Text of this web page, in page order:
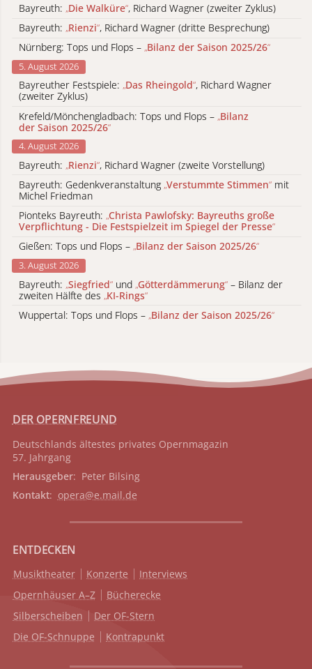
Bayreuth: „Die Walküre“, Richard Wagner (zweiter Zyklus)
Bayreuth: „Rienzi“, Richard Wagner (dritte Besprechung)
Nürnberg: Tops und Flops – „Bilanz der Saison 2025/26“
5. August 2026
Bayreuther Festspiele: „Das Rheingold“, Richard Wagner
(zweiter Zyklus)
Krefeld/Mönchengladbach: Tops und Flops – „Bilanz
der Saison 2025/26“
4. August 2026
Bayreuth: „Rienzi“, Richard Wagner (zweite Vorstellung)
Bayreuth: Gedenkveranstaltung „Verstummte Stimmen“ mit
Michel Friedman
Pionteks Bayreuth: „Christa Pawlofsky: Bayreuths große
Verpflichtung - Die Festspielzeit im Spiegel der Presse“
Gießen: Tops und Flops – „Bilanz der Saison 2025/26“
3. August 2026
Bayreuth: „Siegfried“ und „Götterdämmerung“ – Bilanz der
zweiten Hälfte des „KI-Rings“
Wuppertal: Tops und Flops – „Bilanz der Saison 2025/26“
DER OPERNFREUND
Deutschlands ältestes privates Opernmagazin
57. Jahrgang
Herausgeber: Peter Bilsing
Kontakt: opera@e.mail.de
ENTDECKEN
Musiktheater Konzerte
Interviews
Opernhäuser A–Z
Bücherecke
Silberscheiben
Der OF-Stern
Die OF-Schnuppe
Kontrapunkt